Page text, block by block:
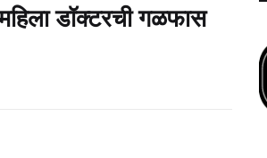
डॉक्टरची गळफास